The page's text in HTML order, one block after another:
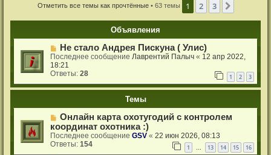
Отметить все темы как прочтённые• 63 темы 1 2 3
Объявления
Не стало Андрея Пискуна ( Улис)
Последнее сообщениеЛаврентий Палыч « 12 апр 2022,
18:21
Ответы:28 1 2 3
Темы
Онлайн карта охотугодий с контролем
координат охотника :)
Последнее сообщениеGSV «22 июн 2026, 08:13
Ответы:154 1 13 14 15 16